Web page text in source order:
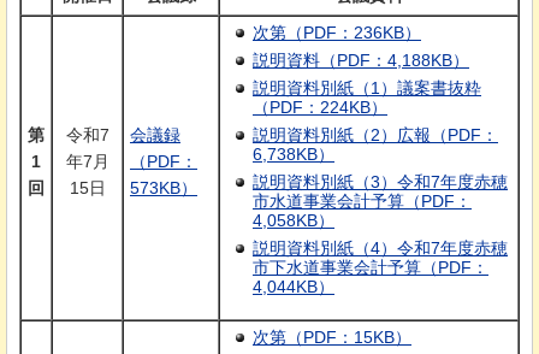
第
1
回
令和7
年7月
15日
会議録
（PDF：
573KB）
次第（PDF：236KB）
説明資料（PDF：4,188KB）
説明資料別紙（1）議案書抜粋
（PDF：224KB）
説明資料別紙（2）広報（PDF：
6,738KB）
説明資料別紙（3）令和7年度赤穂
市水道事業会計予算（PDF：
4,058KB）
説明資料別紙（4）令和7年度赤穂
市下水道事業会計予算（PDF：
4,044KB）
次第（PDF：15KB）